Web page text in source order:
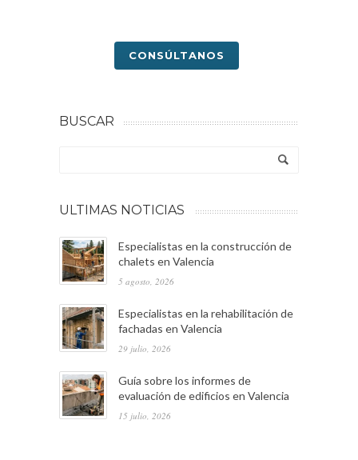
CONSÚLTANOS
BUSCAR
ULTIMAS NOTICIAS
Especialistas en la construcción de
chalets en Valencia
5 agosto, 2026
Especialistas en la rehabilitación de
fachadas en Valencia
29 julio, 2026
Guía sobre los informes de
evaluación de edificios en Valencia
15 julio, 2026